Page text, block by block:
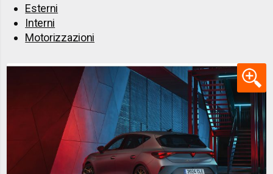
Esterni
Interni
Motorizzazioni